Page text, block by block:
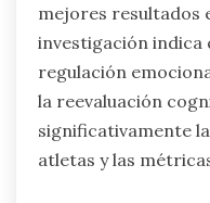
mejores resultados
investigación indica
regulación
la reevaluación
significativamente
atletas y las